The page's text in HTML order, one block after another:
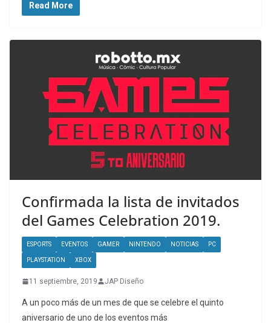
Read More
Confirmada la lista de invitados
del Games Celebration 2019.
ESPORTS EVENTOS GAMER NINTENDO NOTICIAS PC
PLAYSTATION XBOX
11 septiembre, 2019 JAP Diseño
A un poco más de un mes de que se celebre el quinto
aniversario de uno de los eventos más